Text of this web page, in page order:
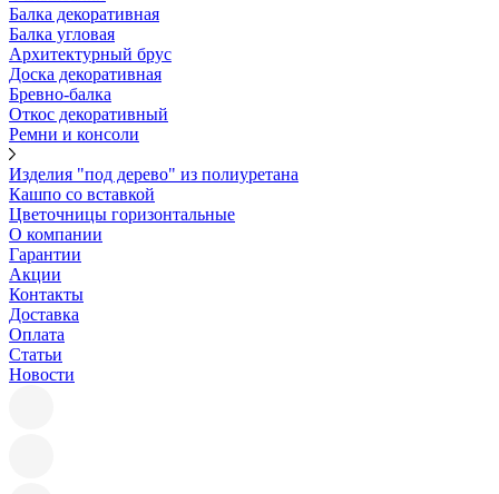
Балка декоративная
Балка угловая
Архитектурный брус
Доска декоративная
Бревно-балка
Откос декоративный
Ремни и консоли
Изделия "под дерево" из полиуретана
Кашпо со вставкой
Цветочницы горизонтальные
О компании
Гарантии
Акции
Контакты
Доставка
Оплата
Статьи
Новости